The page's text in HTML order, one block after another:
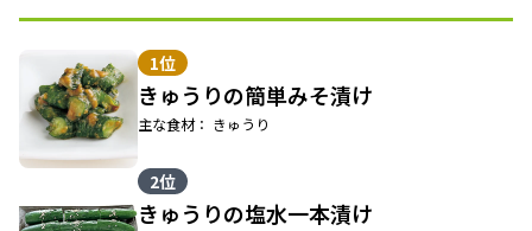
1位
きゅうりの簡単みそ漬け
主な食材： きゅうり
2位
きゅうりの塩水一本漬け